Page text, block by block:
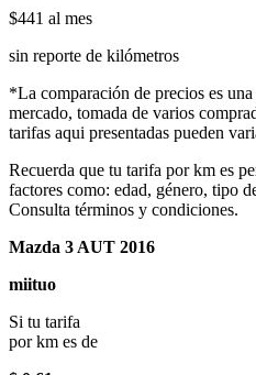
$441 al mes
sin reporte de kilómetros
*La comparación de precios es
mercado, tomada de varios
tarifas aqui presentadas pueden
Recuerda que tu tarifa por km es
factores como: edad, género, tipo
Consulta términos y condiciones.
Mazda 3 AUT 2016
miituo
Si tu tarifa
por km es de